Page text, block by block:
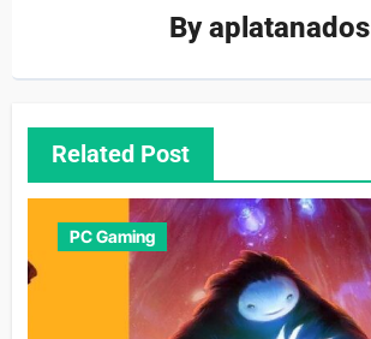
Byaplatanados
Related Post
PC Gaming